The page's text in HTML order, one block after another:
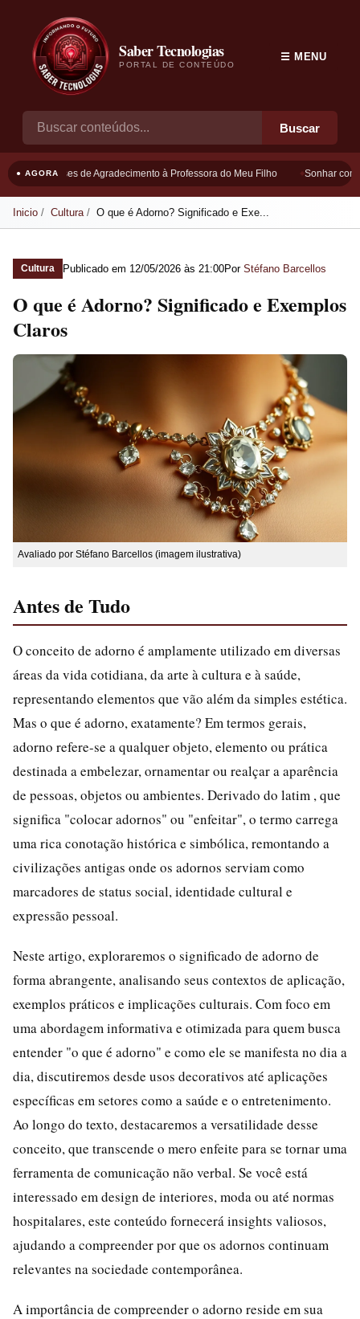
Saber Tecnologias
PORTAL DE CONTEÚDO
Buscar
☰ MENU
● AGORAFrases de Agradecimento à Professora do Meu Filho Sonhar com
Inicio Cultura O que é Adorno? Significado e Exe...
Cultura Publicado em 12/05/2026 às 21:00Por Stéfano Barcellos
O que é Adorno? Significado e Exemplos
Claros
Avaliado por Stéfano Barcellos (imagem ilustrativa)
Antes de Tudo
O conceito de adorno é amplamente utilizado em diversas
áreas da vida cotidiana, da arte à cultura e à saúde,
representando elementos que vão além da simples estética.
Mas o que é adorno, exatamente? Em termos gerais,
adorno refere-se a qualquer objeto, elemento ou prática
destinada a embelezar, ornamentar ou realçar a aparência
de pessoas, objetos ou ambientes. Derivado do latim , que
significa "colocar adornos" ou "enfeitar", o termo carrega
uma rica conotação histórica e simbólica, remontando a
civilizações antigas onde os adornos serviam como
marcadores de status social, identidade cultural e
expressão pessoal.
Neste artigo, exploraremos o significado de adorno de
forma abrangente, analisando seus contextos de aplicação,
exemplos práticos e implicações culturais. Com foco em
uma abordagem informativa e otimizada para quem busca
entender "o que é adorno" e como ele se manifesta no dia a
dia, discutiremos desde usos decorativos até aplicações
específicas em setores como a saúde e o entretenimento.
Ao longo do texto, destacaremos a versatilidade desse
conceito, que transcende o mero enfeite para se tornar uma
ferramenta de comunicação não verbal. Se você está
interessado em design de interiores, moda ou até normas
hospitalares, este conteúdo fornecerá insights valiosos,
ajudando a compreender por que os adornos continuam
relevantes na sociedade contemporânea.
A importância de compreender o adorno reside em sua